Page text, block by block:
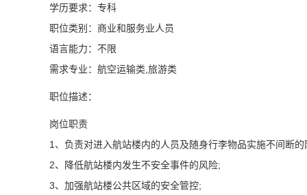
学历要求：专科
职位类别：商业和服务业人员
语言能力：不限
需求专业：航空运输类,旅游类
职位描述：
岗位职责
1、负责对进入航站楼内的人员及随身行李物品实施不间断的
2、降低航站楼内发生不安全事件的风险;
3、加强航站楼公共区域的安全管控;